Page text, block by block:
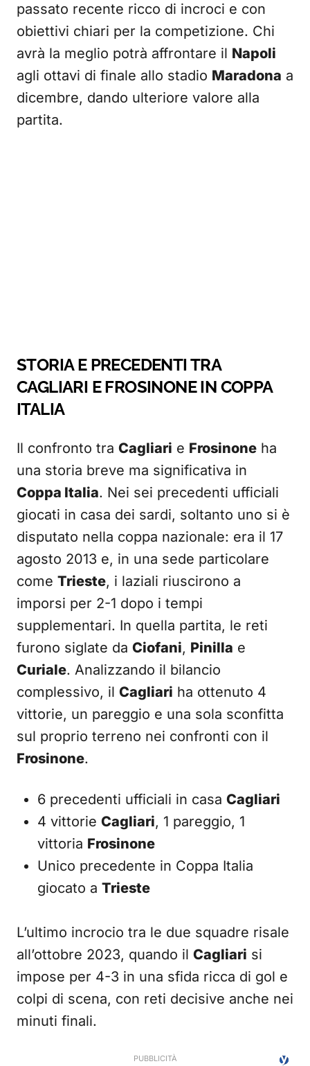
passato recente ricco di incroci e con
obiettivi chiari per la competizione. Chi
avrà la meglio potrà affrontare il Napoli
agli ottavi di finale allo stadio Maradona a
dicembre, dando ulteriore valore alla
partita.
STORIA E PRECEDENTI TRA
CAGLIARI E FROSINONE IN COPPA
ITALIA
Il confronto tra Cagliari e Frosinone ha
una storia breve ma significativa in
Coppa Italia. Nei sei precedenti ufficiali
giocati in casa dei sardi, soltanto uno si è
disputato nella coppa nazionale: era il 17
agosto 2013 e, in una sede particolare
come Trieste, i laziali riuscirono a
imporsi per 2-1 dopo i tempi
supplementari. In quella partita, le reti
furono siglate da Ciofani, Pinilla e
Curiale. Analizzando il bilancio
complessivo, il Cagliari ha ottenuto 4
vittorie, un pareggio e una sola sconfitta
sul proprio terreno nei confronti con il
Frosinone.
6 precedenti ufficiali in casa Cagliari
4 vittorie Cagliari, 1 pareggio, 1
vittoria Frosinone
Unico precedente in Coppa Italia
giocato a Trieste
L’ultimo incrocio tra le due squadre risale
all’ottobre 2023, quando il Cagliari si
impose per 4-3 in una sfida ricca di gol e
colpi di scena, con reti decisive anche nei
minuti finali.